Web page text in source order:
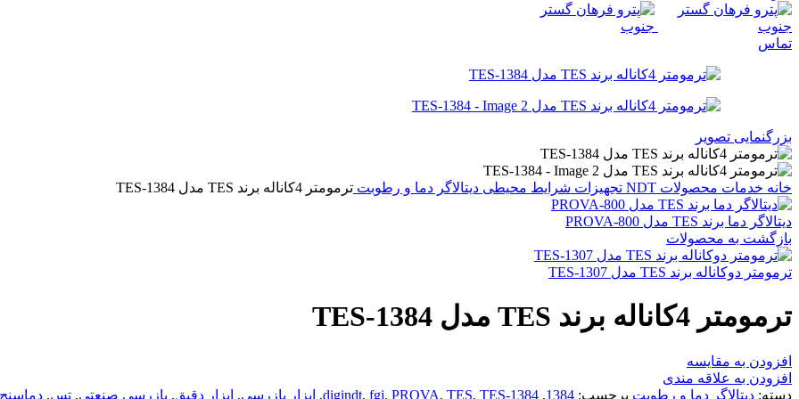
تماس
بزرگنمایی تصویر
خانه خدمات محصولات NDT تجهیزات شرایط محیطی دیتالاگر دما و رطوبت ترمومتر 4کاناله برند TES مدل TES-1384
دیتالاگر دما برند TES مدل PROVA-800
بازگشت به محصولات
ترمومتر دوکاناله برند TES مدل TES-1307
ترمومتر 4کاناله برند TES مدل TES-1384
افزودن به مقایسه
افزودن به علاقه مندی
دسته: دیتالاگر دما و رطوبت برچسب: 1384
,
digindt, fgj, PROVA, TES, TES-1384
, ابزار بازرسی, ابزار دقیق, بازرسی صنعتی, تس, دماسنج